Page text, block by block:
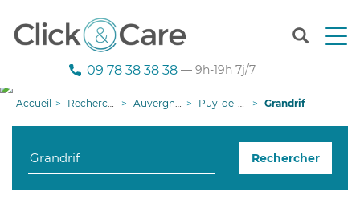
T
n
g
09 78 38 38 38 — 9h-19h 7j/7
Accueil Recherche aide à domicile Auvergne-Rhône-Alpes Puy-de-Dôme Grandrif
Rechercher